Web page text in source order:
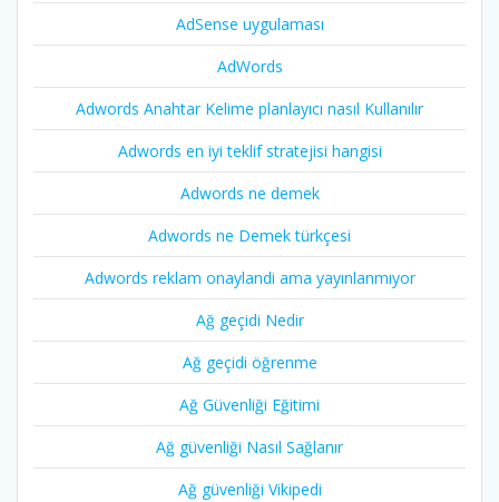
AdSense uygulaması
AdWords
Adwords Anahtar Kelime planlayıcı nasıl Kullanılır
Adwords en iyi teklif stratejisi hangisi
Adwords ne demek
Adwords ne Demek türkçesi
Adwords reklam onaylandi ama yayınlanmıyor
Ağ geçidi Nedir
Ağ geçidi öğrenme
Ağ Güvenliği Eğitimi
Ağ güvenliği Nasıl Sağlanır
Ağ güvenliği Vikipedi